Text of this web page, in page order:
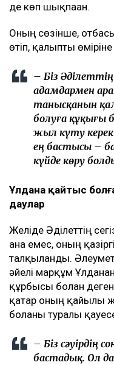
де көп шықпаған.
Оның сөзінше,
өтіп, қалыпты өміріне
– Біз
адамдармен
танысқанын
болуға құқығы
жыл күту
ең бастысы –
күйде көру
Ұлдана қайтыс
даулар
Желіде Әділеттің
ғана емес, оның
талқыланды.
әйелі марқұм
құрбысы болған
қатар оның қайғылы
болғаны туралы
– Біз сәуірдің
бастадық. Ол